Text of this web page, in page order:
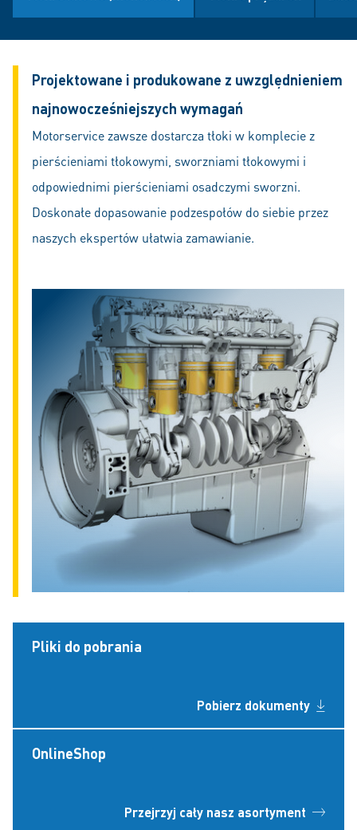
Projektowane i produkowane z uwzględnieniem
najnowocześniejszych wymagań
Motorservice zawsze dostarcza tłoki w komplecie z
pierścieniami tłokowymi, sworzniami tłokowymi i
odpowiednimi pierścieniami osadczymi sworzni.
Doskonałe dopasowanie podzespołów do siebie przez
naszych ekspertów ułatwia zamawianie.
Pliki do pobrania
Pobierz dokumenty
OnlineShop
Przejrzyj cały nasz asortyment